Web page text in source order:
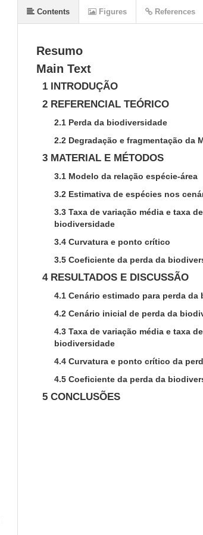
Resumo
Main Text
1 INTRODUÇÃO
2 REFERENCIAL TEÓRICO
2.1 Perda da biodiversidade
2.2 Degradação e fragmentação da
3 MATERIAL E MÉTODOS
3.1 Modelo da relação espécie-área
3.2 Estimativa de espécies nos
3.3 Taxa de variação média e taxa
biodiversidade
3.4 Curvatura e ponto crítico
3.5 Coeficiente da perda da
4 RESULTADOS E DISCUSSÃO
4.1 Cenário estimado para perda da
4.2 Cenário inicial de perda da
4.3 Taxa de variação média e taxa
biodiversidade
4.4 Curvatura e ponto crítico da
4.5 Coeficiente da perda da
5 CONCLUSÕES
Contents Figures References